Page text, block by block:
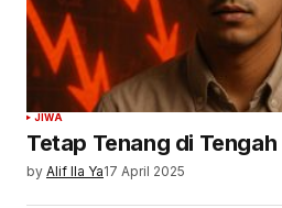
JIWA
Tetap Tenang di
by Alif Ila Ya17 April 2025